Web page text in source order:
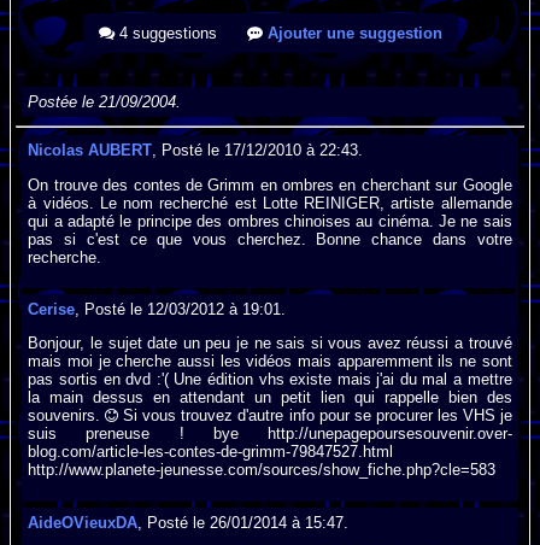
4 suggestions Ajouter une suggestion
Postée le 21/09/2004.
Nicolas AUBERT, Posté le 17/12/2010 à 22:43.
On trouve des contes de Grimm en ombres en cherchant sur Google
à vidéos. Le nom recherché est Lotte REINIGER, artiste allemande
qui a adapté le principe des ombres chinoises au cinéma. Je ne sais
pas si c'est ce que vous cherchez. Bonne chance dans votre
recherche.
Cerise , Posté le 12/03/2012 à 19:01.
Bonjour, le sujet date un peu je ne sais si vous avez réussi a trouvé
mais moi je cherche aussi les vidéos mais apparemment ils ne sont
pas sortis en dvd :'( Une édition vhs existe mais j'ai du mal a mettre
la main dessus en attendant un petit lien qui rappelle bien des
souvenirs.
Si vous trouvez d'autre info pour se procurer les VHS je
suis preneuse ! bye http://unepagepoursesouvenir.over-
blog.com/article-les-contes-de-grimm-79847527.html
http://www.planete-jeunesse.com/sources/show_fiche.php?cle=583
AideOVieuxDA , Posté le 26/01/2014 à 15:47.